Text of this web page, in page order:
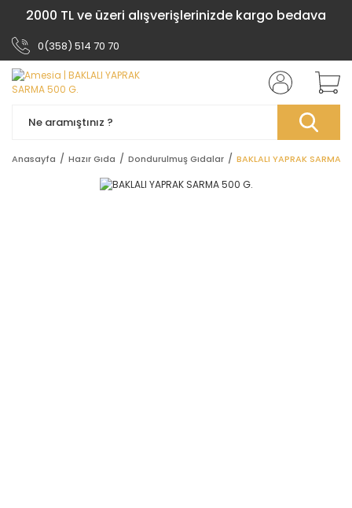
2000 TL ve üzeri alışverişlerinizde kargo bedava
0(358) 514 70 70
Anasayfa Hazır Gıda Dondurulmuş Gıdalar BAKLALI YAPRAK SARMA